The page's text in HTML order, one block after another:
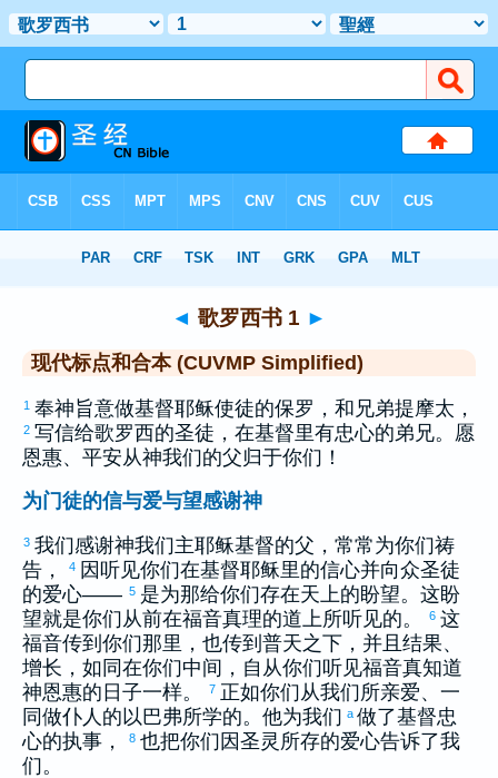
> 歌罗西书 1
◄ 歌罗西书 1 ►
现代标点和合本 (CUVMP Simplified)
1 奉神旨意做基督耶稣使徒的保罗 ，和兄弟提摩太 ，
2 写信给歌罗西的圣徒，在基督里有忠心的弟兄。愿
恩惠、平安从神我们的父归于你们！
为门徒的信与爱与望感谢神
3 我们感谢神我们主耶稣基督的父，常常为你们祷
告，
4 因听见你们在基督耶稣里的信心并向众圣徒
的爱心—— 5 是为那给你们存在天上的盼望。这盼
望就是你们从前在福音真理的道上所听见的。
6 这
福音传到你们那里，也传到普天之下，并且结果、
增长，如同在你们中间，自从你们听见福音真知道
神恩惠的日子一样。
7 正如你们从我们所亲爱、一
同做仆人的 以巴弗所学的。他为我们 a 做了基督忠
心的执事，
8 也把你们因圣灵所存的爱心告诉了我
们。